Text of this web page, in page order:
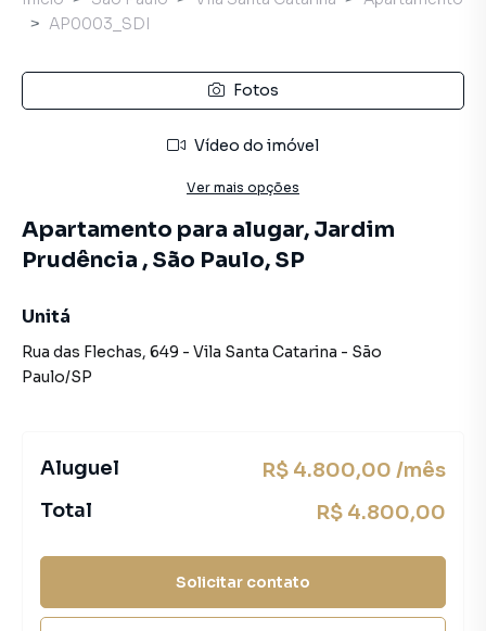
AP0003_SDI
Fotos
Vídeo do imóvel
Ver mais opções
Apartamento para alugar, Jardim
Prudência , São Paulo, SP
Unitá
Rua das Flechas, 649 - Vila Santa Catarina - São
Paulo/SP
Aluguel
R$ 4.800,00 /mês
Total
R$ 4.800,00
Solicitar contato